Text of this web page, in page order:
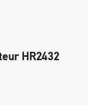
HR2432